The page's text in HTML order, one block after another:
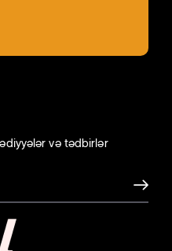
və tədbirlər
Göndər